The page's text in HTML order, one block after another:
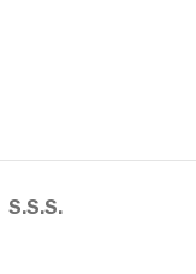
S.S.S.